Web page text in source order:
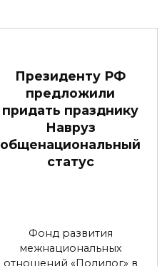
Президенту РФ
предложили
придать празднику
Навруз
общенациональный
статус
Фонд развития
межнациональных
отношений «Полилог» в